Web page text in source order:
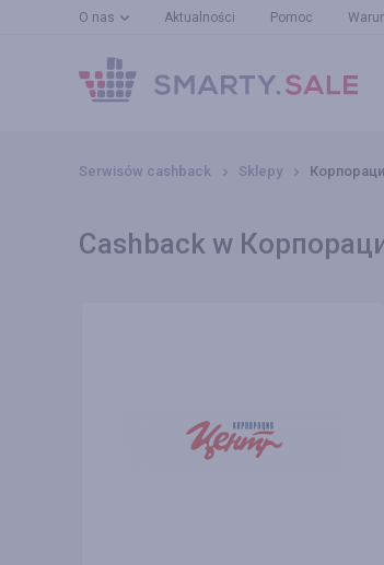
O nas Aktualności Pomoc
Serwisów cashback Sklepy
Cashback w